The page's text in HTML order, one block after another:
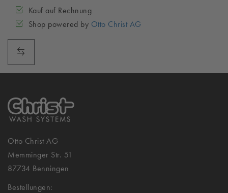
Kauf auf Rechnung
Shop powered by Otto Christ AG
Otto Christ AG
Memminger Str. 51
87734 Benningen
Bestellungen: